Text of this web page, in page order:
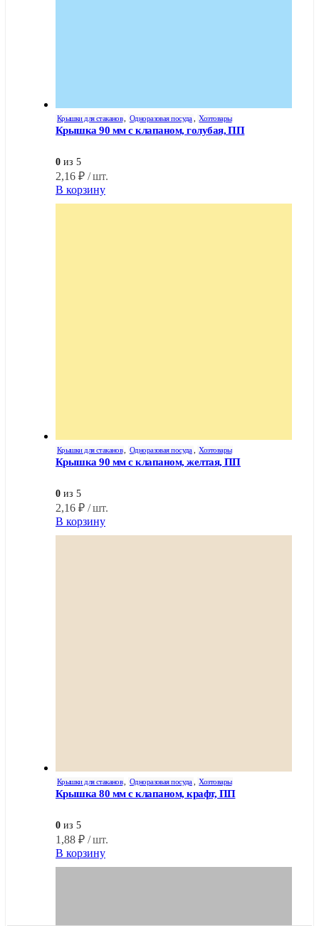
Крышки для стаканов Одноразовая посуда Хозтовары
Крышка 90 мм с клапаном, голубая, ПП
0 из 5
2,16 ₽ / шт.
В корзину
Крышки для стаканов Одноразовая посуда Хозтовары
Крышка 90 мм с клапаном, желтая, ПП
0 из 5
2,16 ₽ / шт.
В корзину
Крышки для стаканов Одноразовая посуда Хозтовары
Крышка 80 мм с клапаном, крафт, ПП
0 из 5
1,88 ₽ / шт.
В корзину